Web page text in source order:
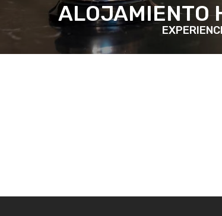
ALOJAMIENTO